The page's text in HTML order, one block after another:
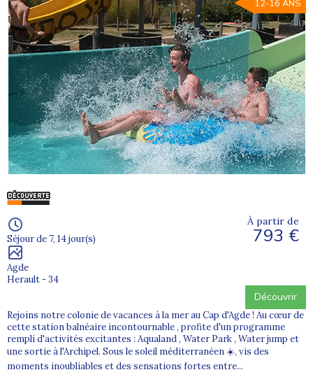
12-16 ANS
Séjour de 7, 14 jour(s)
Agde
Herault - 34
À partir de
793 €
Découvrir
Rejoins notre colonie de vacances à la mer au Cap d'Agde ! Au cœur de
cette station balnéaire incontournable , profite d'un programme
rempli d'activités excitantes : Aqualand , Water Park , Water jump et
une sortie à l'Archipel. Sous le soleil méditerranéen ☀️, vis des
moments inoubliables et des sensations fortes entre...